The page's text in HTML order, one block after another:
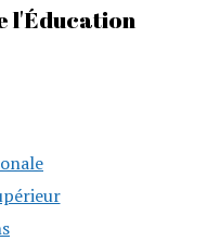
l'Éducation